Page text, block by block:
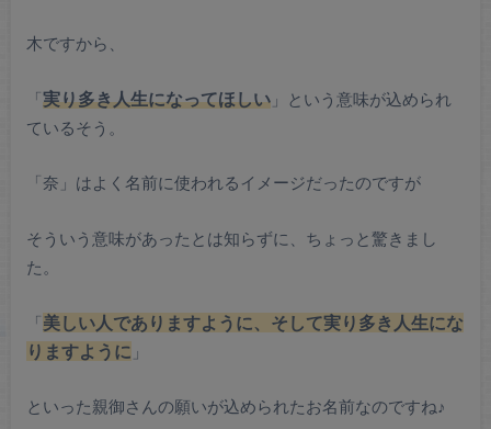
木ですから、
「実り多き人生になってほしい」という意味が込められ
ているそう。
「奈」はよく名前に使われるイメージだったのですが
そういう意味があったとは知らずに、ちょっと驚きまし
た。
「美しい人でありますように、そして実り多き人生にな
りますように 」
といった親御さんの願いが込められたお名前なのですね♪